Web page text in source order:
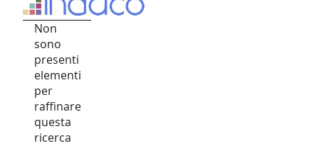
Non
sono
presenti
elementi
per
raffinare
questa
ricerca